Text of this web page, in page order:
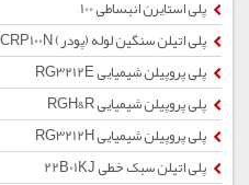
پلی استایرن انبساطی 100
پلی اتیلن سنگین لوله (پودر) CRP100N
پلی پروپیلن شیمیایی RG3212E
پلی پروپیلن شیمیایی RGH&R
پلی پروپیلن شیمیایی RG3212H
پلی اتیلن سبک خطی 22B01KJ